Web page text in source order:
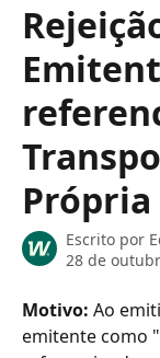
Própria
Escrito por
28 de
Motivo: Ao
emitente como